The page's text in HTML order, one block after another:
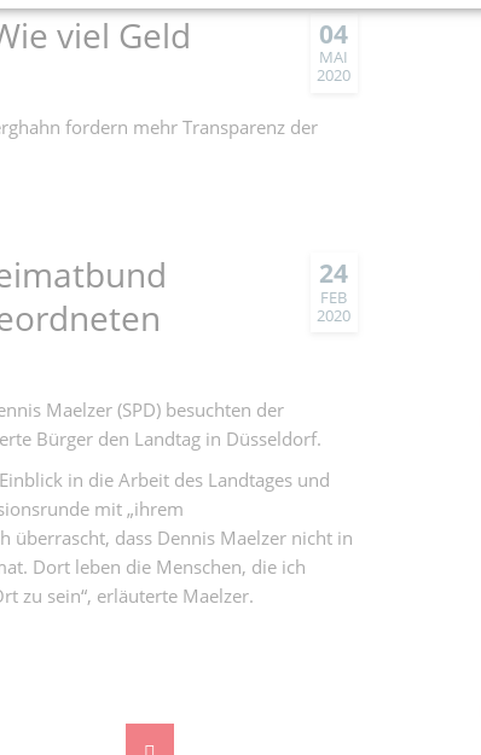
04
MAI
2020
viel Geld
fordern mehr Transparenz der
24
FEB
2020
Maelzer (SPD) besuchten der
Bürger den Landtag in Düsseldorf.
in die Arbeit des Landtages und
mit „ihrem
überrascht, dass Dennis Maelzer nicht in
Dort leben die Menschen, die ich
zu sein“, erläuterte Maelzer.